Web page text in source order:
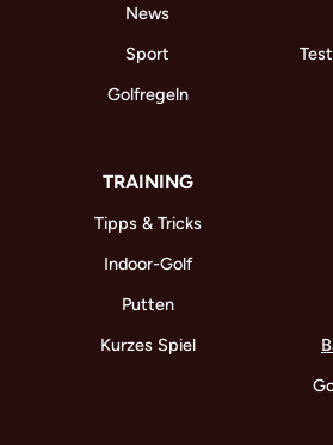
News
Sport
Golfregeln
TRAINING
Tipps & Tricks
Indoor-Golf
Putten
Kurzes Spiel